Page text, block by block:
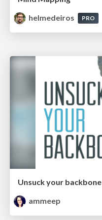
helmedeiros
PRO
Unsuck your backbone
ammeep